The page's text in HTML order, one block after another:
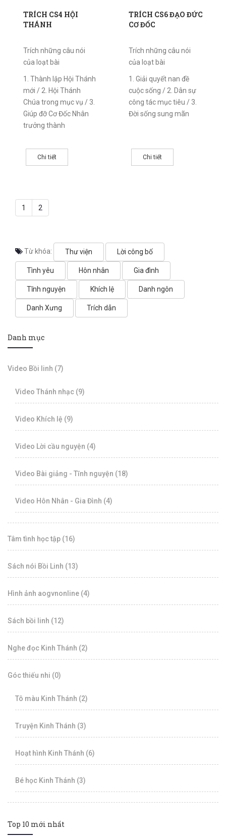
TRÍCH CS4 HỘI
THÁNH
Trích những câu nói
của loạt bài
1. Thành lập Hội Thánh
mới / 2. Hội Thánh
Chúa trong mục vụ / 3.
Giúp đỡ Cơ Đốc Nhân
trưởng thành
Chi tiết
TRÍCH CS6 ĐẠO ĐỨC
CƠ ĐỐC
Trích những câu nói
của loạt bài
1. Giải quyết nan đề
cuộc sống / 2. Dân sự
công tác mục tiêu / 3.
Đời sống sung mãn
Chi tiết
1 2
Từ khóa: Thư viện Lời công bố
Tình yêu Hôn nhân Gia đình
Tĩnh nguyện Khích lệ Danh ngôn
Danh Xưng Trích dẫn
Danh mục
Video Bồi linh (7)
Video Thánh nhạc (9)
Video Khích lệ (9)
Video Lời cầu nguyện (4)
Video Bài giảng - Tĩnh nguyện (18)
Video Hôn Nhân - Gia Đình (4)
Tâm tình học tập (16)
Sách nói Bồi Linh (13)
Hình ảnh aogvnonline (4)
Sách bồi linh (12)
Nghe đọc Kinh Thánh (2)
Góc thiếu nhi (0)
Tô màu Kinh Thánh (2)
Truyện Kinh Thánh (3)
Hoạt hình Kinh Thánh (6)
Bé học Kinh Thánh (3)
Top 10 mới nhất